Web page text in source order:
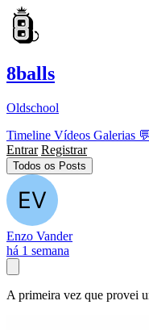
8balls
Oldschool
Timeline Vídeos Galerias 💬
Entrar Registrar
Todos os Posts
Enzo Vander
há 1 semana
A primeira vez que provei